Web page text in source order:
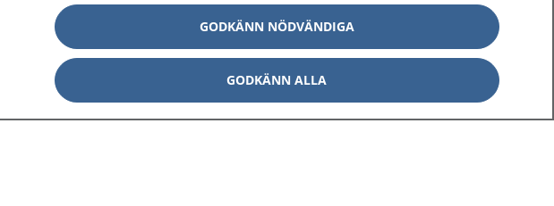
GODKÄNN NÖDVÄNDIGA
GODKÄNN ALLA